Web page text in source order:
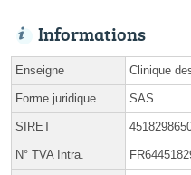
Informations
Enseigne Clinique
Forme juridique SAS
SIRET
N° TVA Intra.